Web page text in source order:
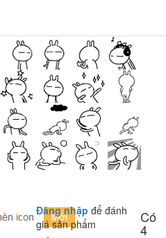
Đăng nhập để đánh
giá sản phẩm
Có
4